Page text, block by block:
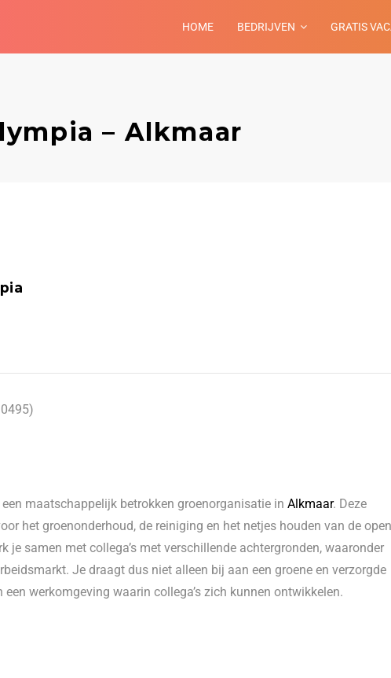
HOME BEDRIJVEN GRATIS
– Alkmaar
maatschappelijk betrokken groenorganisatie in Alkmaar. Deze
het groenonderhoud, de reiniging en het netjes houden van de
je samen met collega’s met verschillende achtergronden, waaronder
Je draagt dus niet alleen bij aan een groene en verzorgde
werkomgeving waarin collega’s zich kunnen ontwikkelen.